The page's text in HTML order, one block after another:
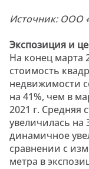
Источник: ООО
Экспозиция и
На конец марта
стоимость
недвижимости
на 41%, чем в
2021 г. Средняя
увеличилась на
динамичное
сравнении с
метра в